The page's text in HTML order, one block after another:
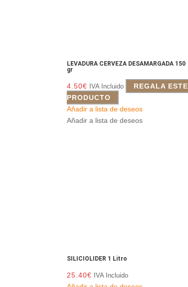
LEVADURA CERVEZA DESAMARGADA 150
gr
4.50€ IVA Incluido
REGALA ESTE
PRODUCTO
Añadir a lista de deseos
Añadir a lista de deseos
SILICIOLIDER 1 Litro
25.40€ IVA Incluido